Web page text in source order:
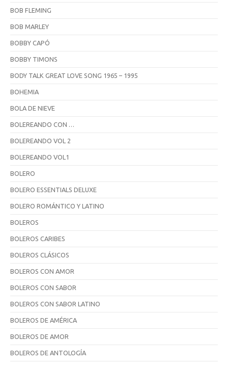
BOB FLEMING
BOB MARLEY
BOBBY CAPÓ
BOBBY TIMONS
BODY TALK GREAT LOVE SONG 1965 – 1995
BOHEMIA
BOLA DE NIEVE
BOLEREANDO CON …
BOLEREANDO VOL 2
BOLEREANDO VOL1
BOLERO
BOLERO ESSENTIALS DELUXE
BOLERO ROMÁNTICO Y LATINO
BOLEROS
BOLEROS CARIBES
BOLEROS CLÁSICOS
BOLEROS CON AMOR
BOLEROS CON SABOR
BOLEROS CON SABOR LATINO
BOLEROS DE AMÉRICA
BOLEROS DE AMOR
BOLEROS DE ANTOLOGÍA